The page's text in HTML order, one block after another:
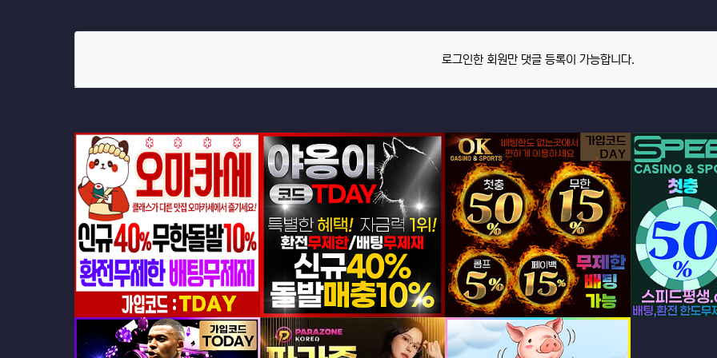
로그인한 회원만 댓글 등록이 가능합니다.